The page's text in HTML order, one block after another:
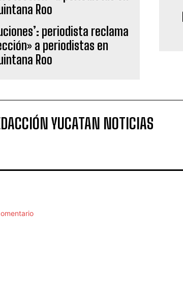
periodista reclama
a periodistas en
Roo
YUCATAN NOTICIAS